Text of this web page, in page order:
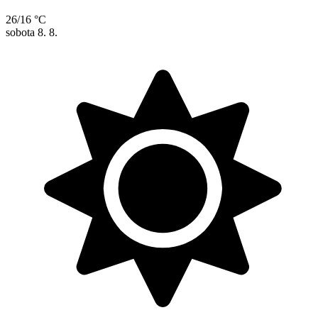
26/16 °C
sobota 8. 8.